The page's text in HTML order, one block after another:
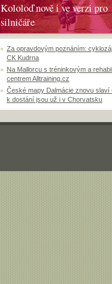
Kololoď nově i ve verzi pro
silničáře
Za opravdovým poznáním:
CK Kudrna
Na Mallorcu s tréninkovým a
centrem Alltraining.cz
České mapy Dalmácie znovu slaví
k dostání jsou už i v Chorvatsku